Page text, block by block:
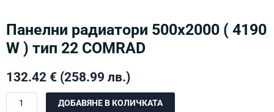
Панелни радиатори 500х2000 ( 4190
W ) тип 22 COMRAD
132.42 € (258.99 лв.)
количество
ДОБАВЯНЕ В КОЛИЧКАТА